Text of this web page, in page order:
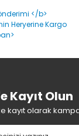
resmi kalitesiz,
bilgilerinde hatalar
diğer sitelerden
Kayıt Olun
kayıt olarak